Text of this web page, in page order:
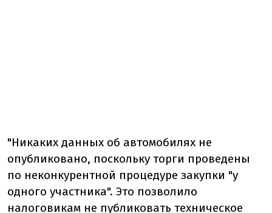
"Никаких данных об автомобилях не
опубликовано, поскольку торги проведены
по неконкурентной процедуре закупки "у
одного участника". Это позволило
налоговикам не публиковать техническое